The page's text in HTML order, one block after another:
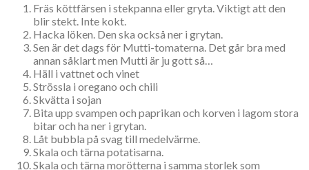
Fräs köttfärsen i stekpanna eller gryta. Viktigt att den
blir stekt. Inte kokt.
Hacka löken. Den ska också ner i grytan.
Sen är det dags för Mutti-tomaterna. Det går bra med
annan såklart men Mutti är ju gott så…
Häll i vattnet och vinet
Strössla i oregano och chili
Skvätta i sojan
Bita upp svampen och paprikan och korven i lagom stora
bitar och ha ner i grytan.
Låt bubbla på svag till medelvärme.
Skala och tärna potatisarna.
Skala och tärna morötterna i samma storlek som